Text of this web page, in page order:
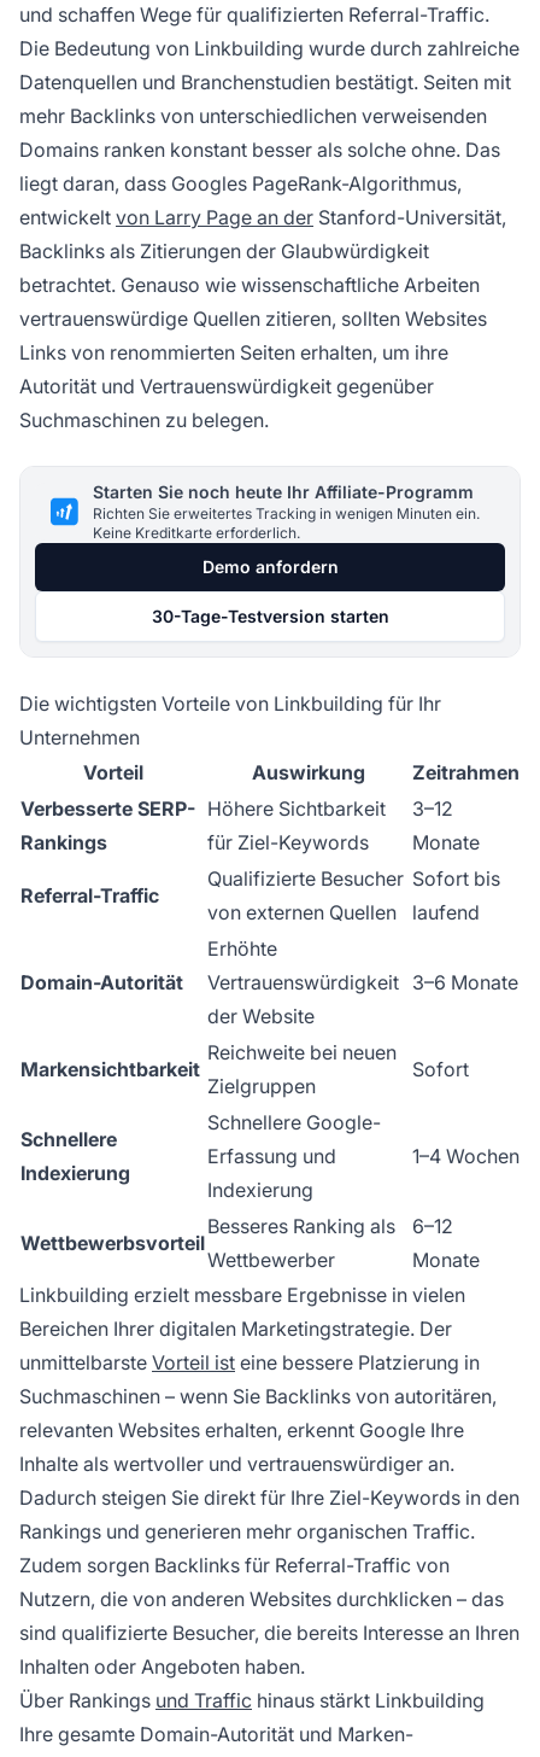
und schaffen Wege für qualifizierten Referral-Traffic.
Die Bedeutung von Linkbuilding wurde durch zahlreiche
Datenquellen und Branchenstudien bestätigt. Seiten mit
mehr Backlinks von unterschiedlichen verweisenden
Domains ranken konstant besser als solche ohne. Das
liegt daran, dass Googles PageRank-Algorithmus,
entwickelt von Larry Page an der Stanford-Universität,
Backlinks als Zitierungen der Glaubwürdigkeit
betrachtet. Genauso wie wissenschaftliche Arbeiten
vertrauenswürdige Quellen zitieren, sollten Websites
Links von renommierten Seiten erhalten, um ihre
Autorität und Vertrauenswürdigkeit gegenüber
Suchmaschinen zu belegen.
Starten Sie noch heute Ihr Affiliate-Programm
Richten Sie erweitertes Tracking in wenigen Minuten ein.
Keine Kreditkarte erforderlich.
Demo anfordern
30-Tage-Testversion starten
Die wichtigsten Vorteile von Linkbuilding für Ihr
Unternehmen
Vorteil
Auswirkung
Zeitrahmen
Verbesserte SERP-
Rankings
Höhere Sichtbarkeit
für Ziel-Keywords
3–12
Monate
Referral-Traffic
Qualifizierte Besucher
von externen Quellen
Sofort bis
laufend
Domain-Autorität
Erhöhte
Vertrauenswürdigkeit
der Website
3–6 Monate
Markensichtbarkeit
Reichweite bei neuen
Zielgruppen
Sofort
Schnellere
Indexierung
Schnellere Google-
Erfassung und
Indexierung
1–4 Wochen
Wettbewerbsvorteil
Besseres Ranking als
Wettbewerber
6–12
Monate
Linkbuilding erzielt messbare Ergebnisse in vielen
Bereichen Ihrer digitalen Marketingstrategie. Der
unmittelbarste Vorteil ist eine bessere Platzierung in
Suchmaschinen – wenn Sie Backlinks von autoritären,
relevanten Websites erhalten, erkennt Google Ihre
Inhalte als wertvoller und vertrauenswürdiger an.
Dadurch steigen Sie direkt für Ihre Ziel-Keywords in den
Rankings und generieren mehr organischen Traffic.
Zudem sorgen Backlinks für Referral-Traffic von
Nutzern, die von anderen Websites durchklicken – das
sind qualifizierte Besucher, die bereits Interesse an Ihren
Inhalten oder Angeboten haben.
Über Rankings und Traffic hinaus stärkt Linkbuilding
Ihre gesamte Domain-Autorität und Marken-